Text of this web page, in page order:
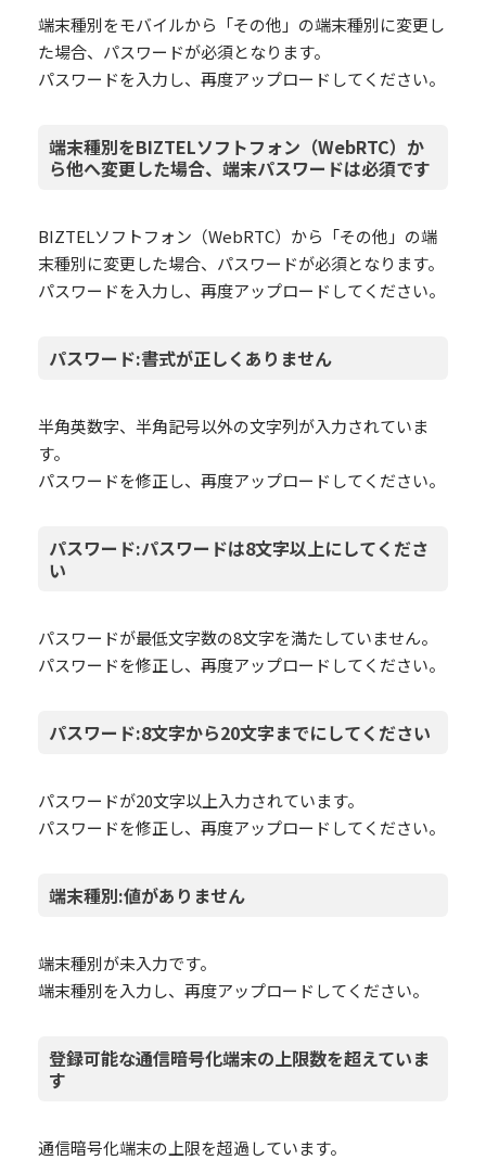
端末種別をモバイルから「その他」の端末種別に変更し
た場合、パスワードが必須となります。
パスワードを入力し、再度アップロードしてください。
端末種別をBIZTELソフトフォン（WebRTC）か
ら他へ変更した場合、端末パスワードは必須です
BIZTELソフトフォン（WebRTC）から「その他」の端
末種別に変更した場合、パスワードが必須となります。
パスワードを入力し、再度アップロードしてください。
パスワード:書式が正しくありません
半角英数字、半角記号以外の文字列が入力されていま
す。
パスワードを修正し、再度アップロードしてください。
パスワード:パスワードは8文字以上にしてくださ
い
パスワードが最低文字数の8文字を満たしていません。
パスワードを修正し、再度アップロードしてください。
パスワード:8文字から20文字までにしてください
パスワードが20文字以上入力されています。
パスワードを修正し、再度アップロードしてください。
端末種別:値がありません
端末種別が未入力です。
端末種別を入力し、再度アップロードしてください。
登録可能な通信暗号化端末の上限数を超えていま
す
通信暗号化端末の上限を超過しています。